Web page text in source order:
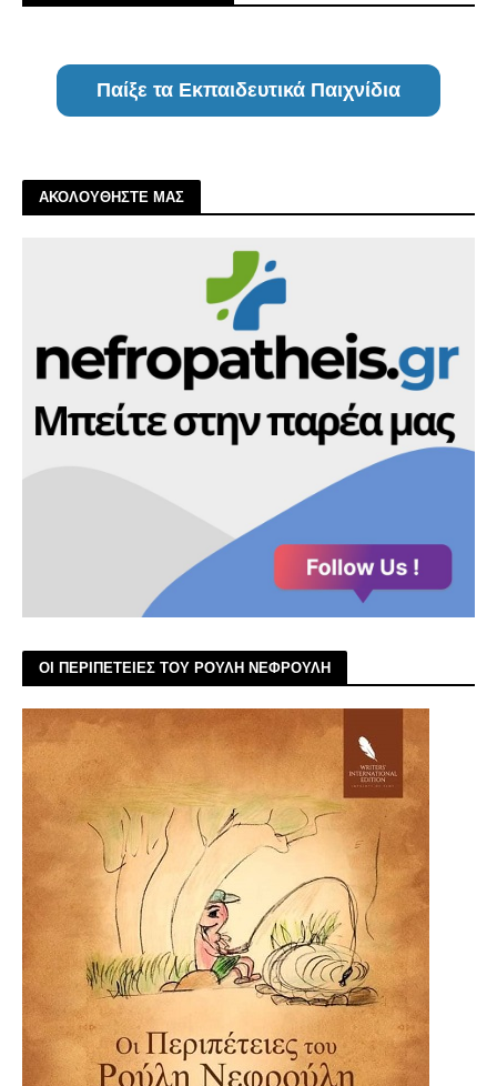
Παίξε τα Εκπαιδευτικά Παιχνίδια
ΑΚΟΛΟΥΘΗΣΤΕ ΜΑΣ
ΟΙ ΠΕΡΙΠΕΤΕΙΕΣ ΤΟΥ ΡΟΥΛΗ ΝΕΦΡΟΥΛΗ